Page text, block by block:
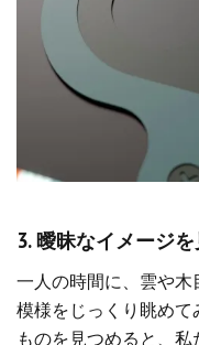
3. 曖昧なイメージ
一人の時間に、雲や
模様をじっくり眺め
ものを見つめると、